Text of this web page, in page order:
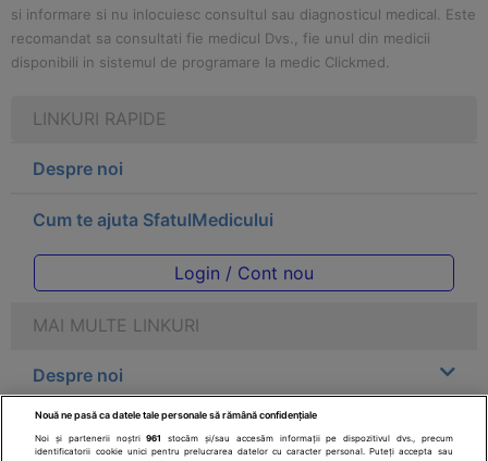
si informare si nu inlocuiesc consultul sau diagnosticul medical. Este
recomandat sa consultati fie medicul Dvs., fie unul din medicii
disponibili in sistemul de programare la medic Clickmed.
LINKURI RAPIDE
Despre noi
Cum te ajuta SfatulMedicului
Login / Cont nou
MAI MULTE LINKURI
Despre noi
Legal
Nouă ne pasă ca datele tale personale să rămână confidențiale
Noi și partenerii noștri961
stocăm și/sau accesăm informații pe dispozitivul dvs., precum
identificatorii cookie unici pentru prelucrarea datelor cu caracter personal. Puteți accepta sau